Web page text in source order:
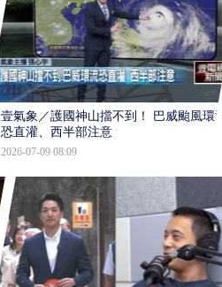
壹氣象／護國神山擋不到！ 巴威颱風環流
恐直灌、西半部注意
2026-07-09 08:09